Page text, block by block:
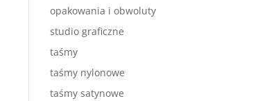
opakowania i obwoluty
studio graficzne
taśmy
taśmy nylonowe
taśmy satynowe